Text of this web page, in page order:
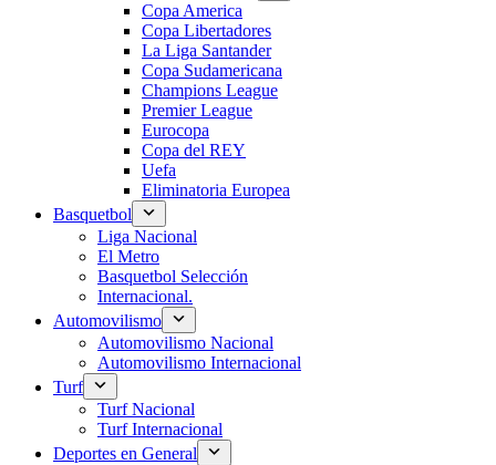
Copa America
Copa Libertadores
La Liga Santander
Copa Sudamericana
Champions League
Premier League
Eurocopa
Copa del REY
Uefa
Eliminatoria Europea
Basquetbol
Liga Nacional
El Metro
Basquetbol Selección
Internacional.
Automovilismo
Automovilismo Nacional
Automovilismo Internacional
Turf
Turf Nacional
Turf Internacional
Deportes en General